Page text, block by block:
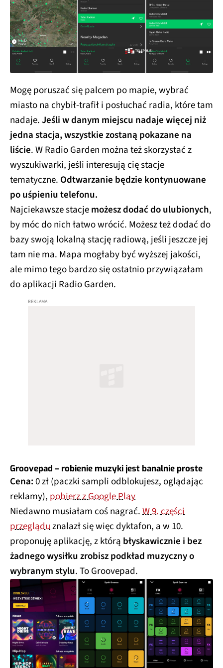
Mogę poruszać się palcem po mapie, wybrać
miasto na chybił-trafił i posłuchać radia, które tam
nadaje.Jeśli w danym miejscu nadaje więcej niż
jedna stacja, wszystkie zostaną pokazane na
liście. W Radio Garden można też skorzystać z
wyszukiwarki, jeśli interesują cię stacje
tematyczne. Odtwarzanie będzie kontynuowane
po uśpieniu telefonu.
Najciekawsze stacjemożesz dodać do ulubionych,
by móc do nich łatwo wrócić. Możesz też dodać do
bazy swoją lokalną stację radiową, jeśli jeszcze jej
tam nie ma. Mapa mogłaby być wyższej jakości,
ale mimo tego bardzo się ostatnio przywiązałam
do aplikacji Radio Garden.
Groovepad – robienie muzyki jest banalnie proste
Cena:0 zł (paczki sampli odblokujesz, oglądając
reklamy), pobierz z Google Play
Niedawno musiałam coś nagrać.W 9. części
przegląduznalazł się więc dyktafon, a w 10.
proponuję aplikację, z którą błyskawicznie i bez
żadnego wysiłku zrobisz podkład muzyczny o
wybranym stylu. To Groovepad.